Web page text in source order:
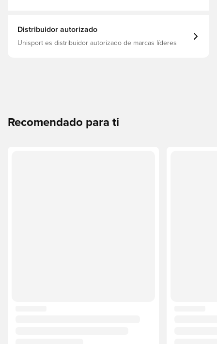
Distribuidor autorizado
Unisport es distribuidor autorizado de marcas líderes
Recomendado para ti